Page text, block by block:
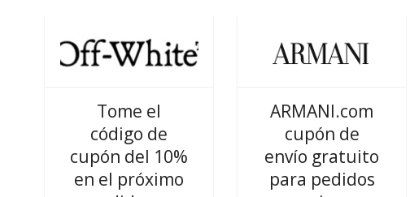
Tome el
código de
cupón del 10%
en el próximo
ARMANI.com
cupón de
envío gratuito
para pedidos